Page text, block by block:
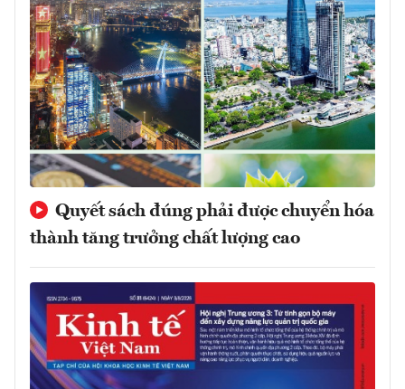
Quyết sách đúng phải được chuyển hóa
thành tăng trưởng chất lượng cao